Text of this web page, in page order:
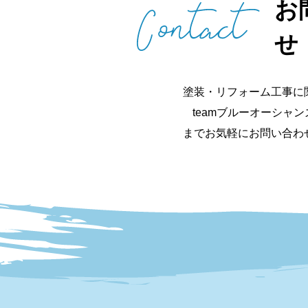
お
せ
塗装・リフォーム工事に
teamブルーオーシャン
までお気軽にお問い合わ